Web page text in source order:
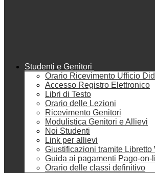
Studenti e Genitori
Orario Ricevimento Ufficio
Accesso Registro Elettronico
Libri di Testo
Orario delle Lezioni
Ricevimento Genitori
Modulistica Genitori e Allievi
Noi Studenti
Link per allievi
Giustificazioni tramite Libretto
Guida ai pagamenti Pago-on-
Orario delle classi definitivo